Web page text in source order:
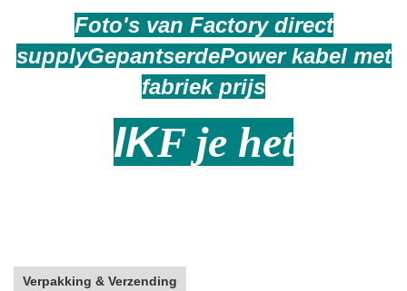
Foto's van Factory direct
supplyGepantserdePower kabel met
fabriek prijs
IKF je het
Verpakking & Verzending